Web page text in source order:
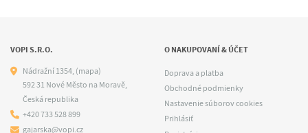
VOPI S.R.O.
Nádražní 1354, (mapa)
592 31 Nové Město na Moravě,
Česká republika
+420 733 528 899
gajarska@vopi.cz
O NAKUPOVANÍ & ÚČET
Doprava a platba
Obchodné podmienky
Nastavenie súborov cookies
Prihlásiť